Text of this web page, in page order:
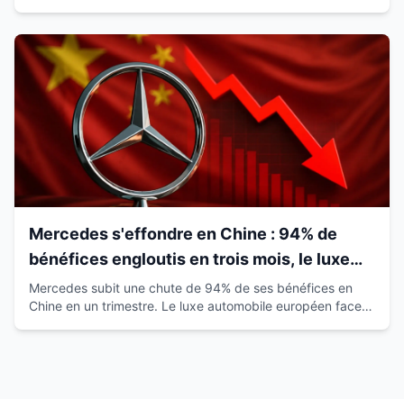
Mercedes s'effondre en Chine : 94% de
bénéfices engloutis en trois mois, le luxe
européen vacille
Mercedes subit une chute de 94% de ses bénéfices en
Chine en un trimestre. Le luxe automobile européen face à